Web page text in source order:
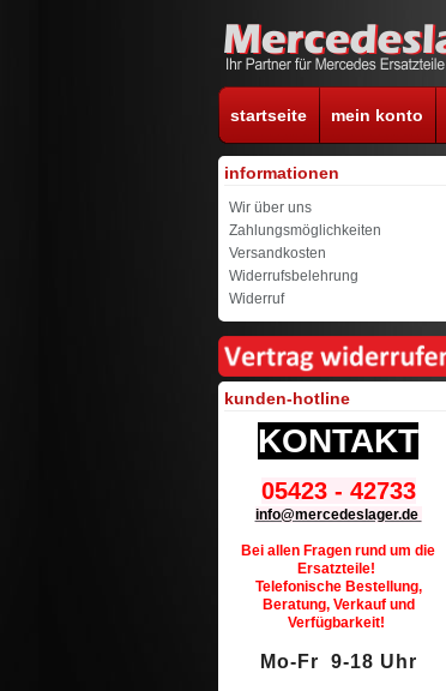
startseite mein konto
informationen
Wir über uns
Zahlungsmöglichkeiten
Versandkosten
Widerrufsbelehrung
Widerruf
kunden-hotline
KONTAKT
05423 - 42733
info@mercedeslager.de
Bei allen Fragen rund um die
Ersatzteile!
Telefonische Bestellung,
Beratung, Verkauf und
Verfügbarkeit!
Mo-Fr 9-18 Uhr